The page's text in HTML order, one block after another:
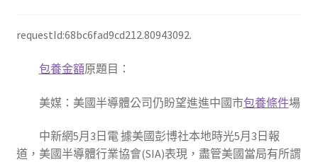
requestId:68bc6fad9cd212.80943092.
包養金額原題目：
美媒：美國半導體公司仍盼望進進中國市包養條件場
中新網5月3日電 據美國彭博社本地時光5月3日報
道，美國半導體行業協會(SIA)表現，盡管美國當局有所謂